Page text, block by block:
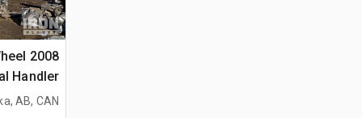
Handler
AB, CAN